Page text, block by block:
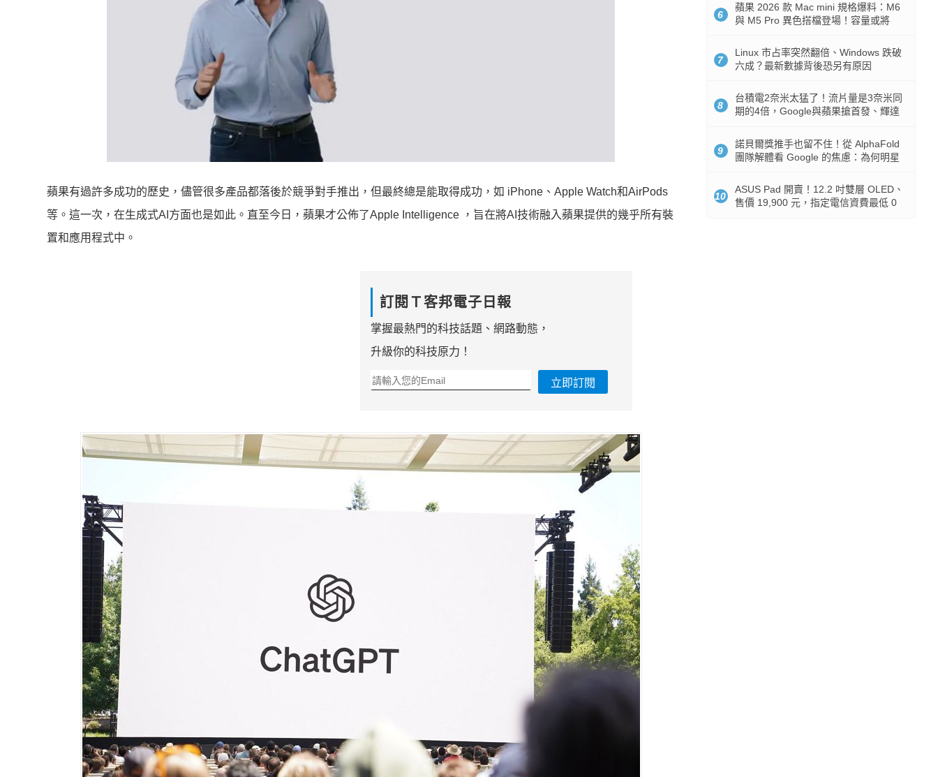
蘋果有過許多成功的歷史，儘管很多產品都落後於競爭對手推出，但最終總是能取得成功，如 iPhone、Apple Watch和AirPods
等。這一次，在生成式AI方面也是如此。直至今日，蘋果才公佈了Apple Intelligence ，旨在將AI技術融入蘋果提供的幾乎所有裝
置和應用程式中。
訂閱Ｔ客邦電子日報
掌握最熱門的科技話題、網路動態，
升級你的科技原力！
立即訂閱
6
蘋果 2026 款 Mac mini 規格爆料：M6
與 M5 Pro 異色搭檔登場！容量或將
7
Linux 市占率突然翻倍、Windows 跌破
六成？最新數據背後恐另有原因
8
台積電2奈米太猛了！流片量是3奈米同
期的4倍，Google與蘋果搶首發、輝達
9
諾貝爾獎推手也留不住！從 AlphaFold
團隊解體看 Google 的焦慮：為何明星
10
ASUS Pad 開賣！12.2 吋雙層 OLED、
售價 19,900 元，指定電信資費最低 0